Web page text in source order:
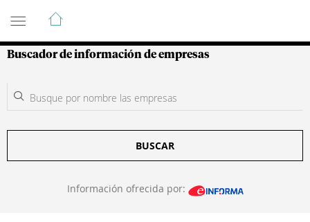
Guía de Empresas Colombianas
Buscador de información de empresas
BUSCAR
Información ofrecida por: